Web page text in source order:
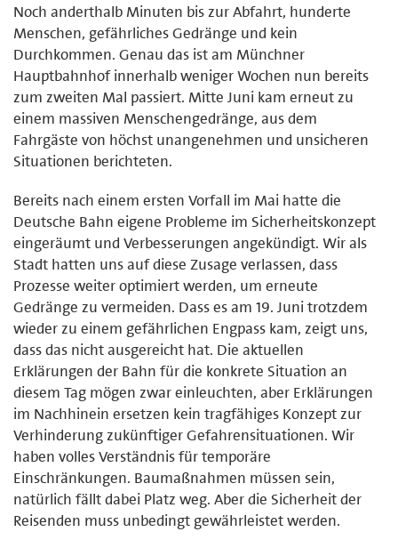
Noch anderthalb Minuten bis zur Abfahrt, hunderte
Menschen, gefährliches Gedränge und kein
Durchkommen. Genau das ist am Münchner
Hauptbahnhof innerhalb weniger Wochen nun bereits
zum zweiten Mal passiert. Mitte Juni kam erneut zu
einem massiven Menschengedränge, aus dem
Fahrgäste von höchst unangenehmen und unsicheren
Situationen berichteten.
Bereits nach einem ersten Vorfall im Mai hatte die
Deutsche Bahn eigene Probleme im Sicherheitskonzept
eingeräumt und Verbesserungen angekündigt. Wir als
Stadt hatten uns auf diese Zusage verlassen, dass
Prozesse weiter optimiert werden, um erneute
Gedränge zu vermeiden. Dass es am 19. Juni trotzdem
wieder zu einem gefährlichen Engpass kam, zeigt uns,
dass das nicht ausgereicht hat. Die aktuellen
Erklärungen der Bahn für die konkrete Situation an
diesem Tag mögen zwar einleuchten, aber Erklärungen
im Nachhinein ersetzen kein tragfähiges Konzept zur
Verhinderung zukünftiger Gefahrensituationen. Wir
haben volles Verständnis für temporäre
Einschränkungen. Baumaßnahmen müssen sein,
natürlich fällt dabei Platz weg. Aber die Sicherheit der
Reisenden muss unbedingt gewährleistet werden.